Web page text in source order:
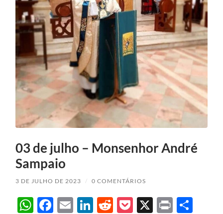
03 de julho – Monsenhor André
Sampaio
3 DE JULHO DE 2023 / 0 COMENTÁRIOS
WhatsApp
Facebook
EmailLinkedIn
Reddit
Pocket
X Print